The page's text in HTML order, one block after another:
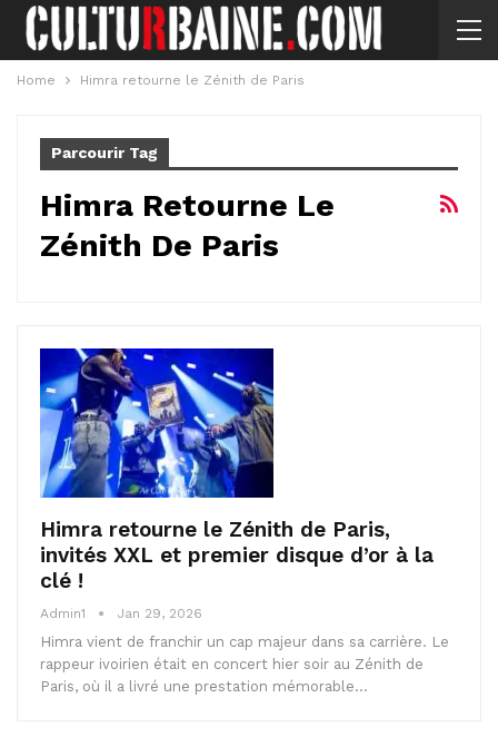
Home Himra retourne le Zénith de Paris
Parcourir Tag
Himra Retourne Le
Zénith De Paris
Himra retourne le Zénith de Paris,
invités XXL et premier disque d’or à la
clé !
Admin1 Jan 29, 2026
Himra vient de franchir un cap majeur dans sa carrière. Le
rappeur ivoirien était en concert hier soir au Zénith de
Paris, où il a livré une prestation mémorable…